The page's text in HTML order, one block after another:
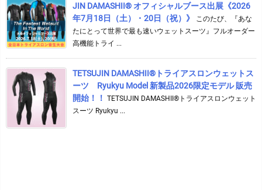
JIN DAMASHII® オフィシャルブース出展《2026
年7月18日（土）・20日（祝）》
このたび、『あな
たにとって世界で最も速いウェットスーツ』フルオーダー
高機能トライ ...
TETSUJIN DAMASHII®︎トライアスロンウェットス
ーツ Ryukyu Model 新製品2026限定モデル 販売
開始！！ TETSUJIN DAMASHII®︎トライアスロンウェット
スーツ Ryukyu ...